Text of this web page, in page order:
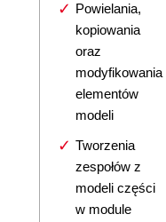
Powielania,
kopiowania
oraz
modyfikowania
elementów
modeli
Tworzenia
zespołów z
modeli części
w module